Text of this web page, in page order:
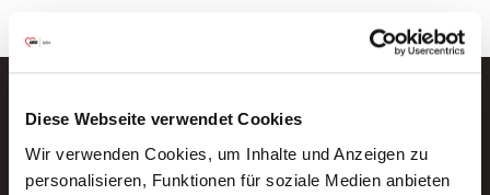
Diese Webseite verwendet Cookies
Wir verwenden Cookies, um Inhalte und Anzeigen zu
personalisieren, Funktionen für soziale Medien anbieten
Neue Stellen per E-Mail.